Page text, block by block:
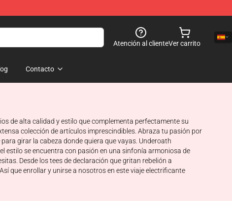
Atención al clienteVer carrito
Contacto
de alta calidad y estilo que complementa perfectamente su
colección de artículos imprescindibles. Abraza tu pasión por
girar la cabeza donde quiera que vayas. Underoath
estilo se encuentra con pasión en una sinfonía armoniosa de
Desde los tees de declaración que gritan rebelión a
que enrollar y unirse a nosotros en este viaje electrificante